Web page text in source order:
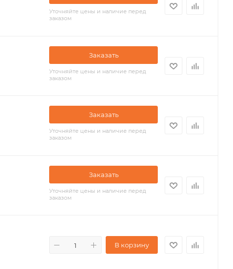
Уточняйте цены и наличие перед
заказом
Заказать
Уточняйте цены и наличие перед
заказом
Заказать
Уточняйте цены и наличие перед
заказом
Заказать
Уточняйте цены и наличие перед
заказом
В корзину